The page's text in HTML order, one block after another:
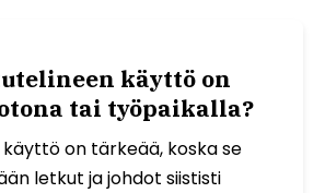
käyttö on
tai työpaikalla?
on tärkeää, koska se
letkut ja johdot siististi